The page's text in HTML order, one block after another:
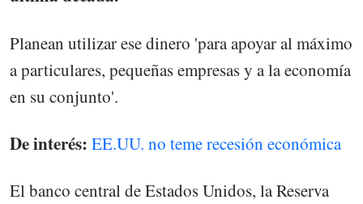
Planean utilizar ese dinero 'para apoyar al máximo
a particulares, pequeñas empresas y a la economía
en su conjunto'.
De interés: EE.UU. no teme recesión económica
El banco central de Estados Unidos, la Reserva